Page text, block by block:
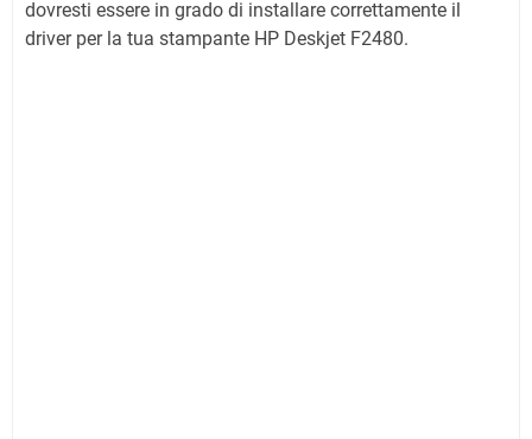
dovresti essere in grado di installare correttamente il
driver per la tua stampante HP Deskjet F2480.